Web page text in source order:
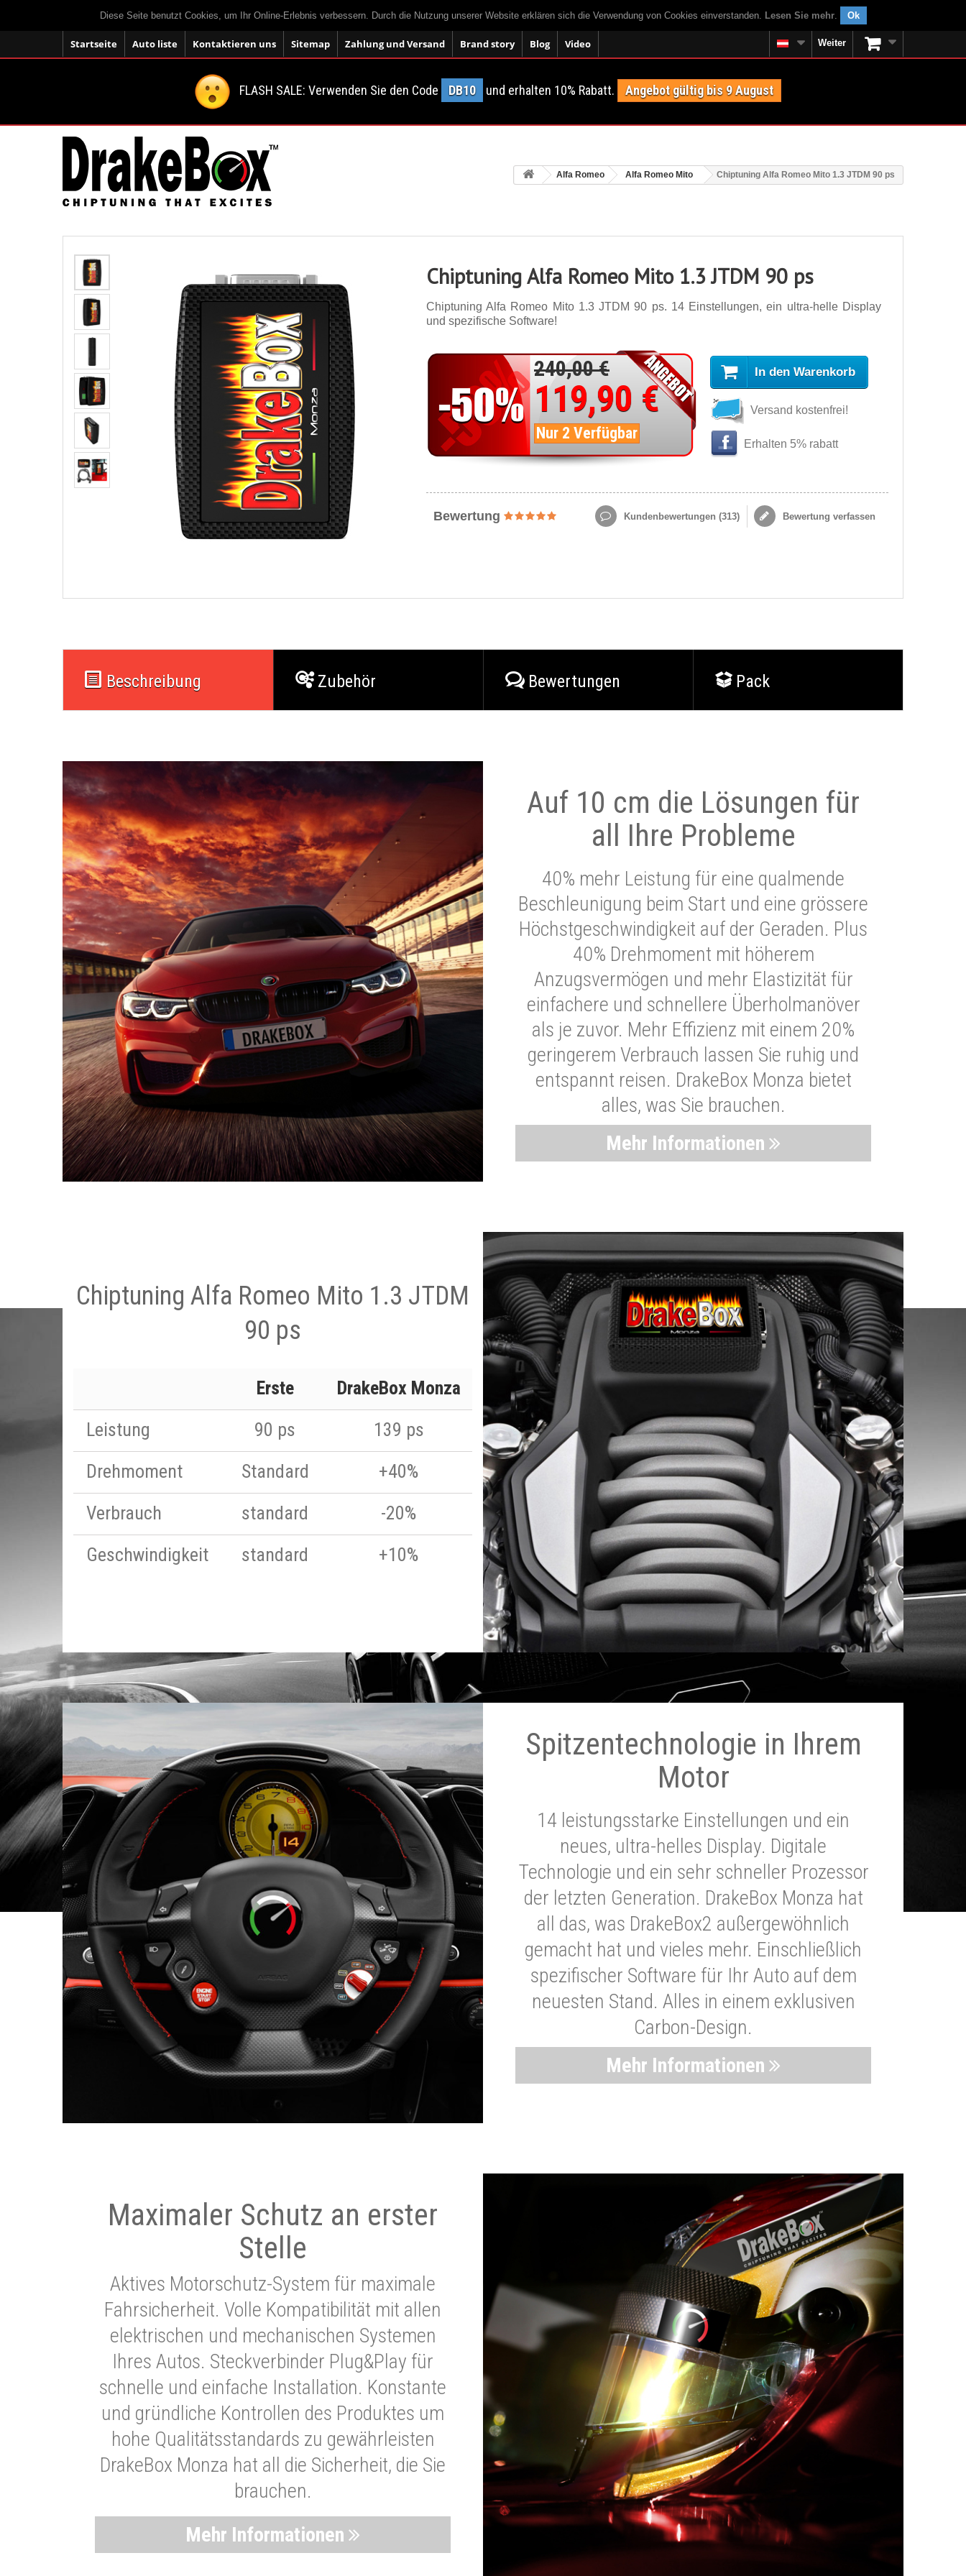
Diese Seite benutzt Cookies, um Ihr Online-Erlebnis verbessern. Durch die Nutzung unserer Website erklären sich die Verwendung von Cookies einverstanden. Lesen Sie mehr. Ok
Startseite Auto liste Kontaktieren uns Sitemap Zahlung und Versand Brand story Blog Video Weiter
FLASH SALE: Verwenden Sie den Code DB10 und erhalten 10% Rabatt. Angebot gültig bis 9 August
Alfa Romeo Alfa Romeo Mito Chiptuning Alfa Romeo Mito 1.3 JTDM 90 ps
Chiptuning Alfa Romeo Mito 1.3 JTDM 90 ps
Chiptuning Alfa Romeo Mito 1.3 JTDM 90 ps. 14 Einstellungen, ein ultra-helle Display
und spezifische Software!
240,00 €
119,90 €
Nur 2 Verfügbar
In den Warenkorb
Versand kostenfrei!
Erhalten 5% rabatt
Bewertung Kundenbewertungen (313) Bewertung verfassen
Beschreibung Zubehör Bewertungen Pack
Auf 10 cm die Lösungen für
all Ihre Probleme
40% mehr Leistung für eine qualmende
Beschleunigung beim Start und eine grössere
Höchstgeschwindigkeit auf der Geraden. Plus
40% Drehmoment mit höherem
Anzugsvermögen und mehr Elastizität für
einfachere und schnellere Überholmanöver
als je zuvor. Mehr Effizienz mit einem 20%
geringerem Verbrauch lassen Sie ruhig und
entspannt reisen. DrakeBox Monza bietet
alles, was Sie brauchen.
Mehr Informationen
Chiptuning Alfa Romeo Mito 1.3 JTDM
90 ps
Erste
DrakeBox Monza
Leistung
90 ps
139 ps
Drehmoment
Standard
+40%
Verbrauch
standard
-20%
Geschwindigkeit
standard +10%
Spitzentechnologie in Ihrem
Motor
14 leistungsstarke Einstellungen und ein
neues, ultra-helles Display. Digitale
Technologie und ein sehr schneller Prozessor
der letzten Generation. DrakeBox Monza hat
all das, was DrakeBox2 außergewöhnlich
gemacht hat und vieles mehr. Einschließlich
spezifischer Software für Ihr Auto auf dem
neuesten Stand. Alles in einem exklusiven
Carbon-Design.
Mehr Informationen
Maximaler Schutz an erster
Stelle
Aktives Motorschutz-System für maximale
Fahrsicherheit. Volle Kompatibilität mit allen
elektrischen und mechanischen Systemen
Ihres Autos. Steckverbinder Plug&Play für
schnelle und einfache Installation. Konstante
und gründliche Kontrollen des Produktes um
hohe Qualitätsstandards zu gewährleisten
DrakeBox Monza hat all die Sicherheit, die Sie
brauchen.
Mehr Informationen